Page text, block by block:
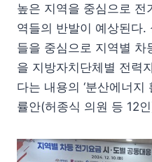
높은 지역을 중심으로 전
역들의 반발이 예상된다.
들을 중심으로 지역별 차
을 지방자치단체별 전력
다는 내용의 ‘분산에너
률안(허종식 의원 등 12